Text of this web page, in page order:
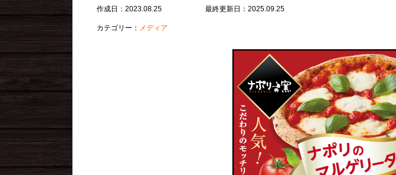
作成日：2023.08.25 最終更新日：2025.09.25
カテゴリー： メディア